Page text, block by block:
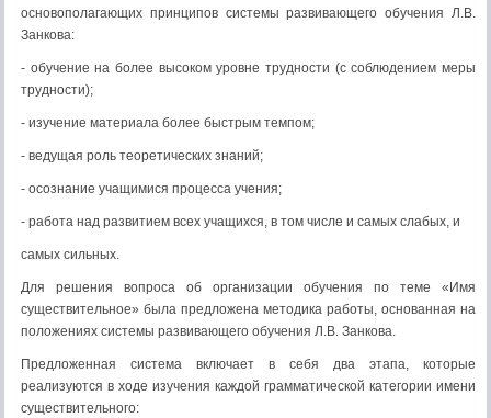
основополагающих принципов системы развивающего обучения Л.В.
Занкова:
- обучение на более высоком уровне трудности (с соблюдением меры
трудности);
- изучение материала более быстрым темпом;
- ведущая роль теоретических знаний;
- осознание учащимися процесса учения;
- работа над развитием всех учащихся, в том числе и самых слабых, и
самых сильных.
Для решения вопроса об организации обучения по теме «Имя
существительное» была предложена методика работы, основанная на
положениях системы развивающего обучения Л.В. Занкова.
Предложенная система включает в себя два этапа, которые
реализуются в ходе изучения каждой грамматической категории имени
существительного: